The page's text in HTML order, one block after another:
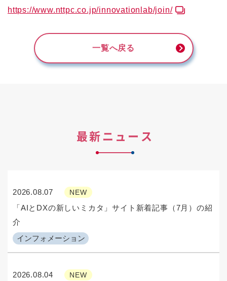
https://www.nttpc.co.jp/innovationlab/join/
一覧へ戻る
最新ニュース
2026.08.07 NEW
インフォメーション
「AIとDXの新しいミカタ」サイト新着記事（7月）の紹
介
2026.08.04 NEW